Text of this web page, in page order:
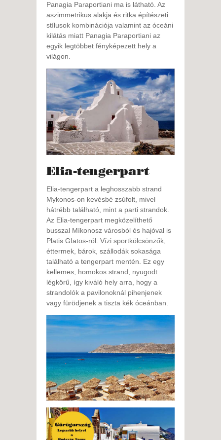
Panagia Paraportiani ma is látható. Az
aszimmetrikus alakja és ritka építészeti
stílusok kombinációja valamint az óceáni
kilátás miatt Panagia Paraportiani az
egyik legtöbbet fényképezett hely a
világon.
Elia-tengerpart
Elia-tengerpart a leghosszabb strand
Mykonos-on kevésbé zsúfolt, mivel
hátrébb található, mint a parti strandok.
Az Elia-tengerpart megközelíthető
busszal Míkonosz városból és hajóval is
Platis GIatos-ról. Vízi sportkölcsönzők,
éttermek, bárok, szállodák sokasága
található a tengerpart mentén. Ez egy
kellemes, homokos strand, nyugodt
légkörű, így kiváló hely arra, hogy a
strandolók a pavilonoknál pihenjenek
vagy fürödjenek a tiszta kék óceánban.